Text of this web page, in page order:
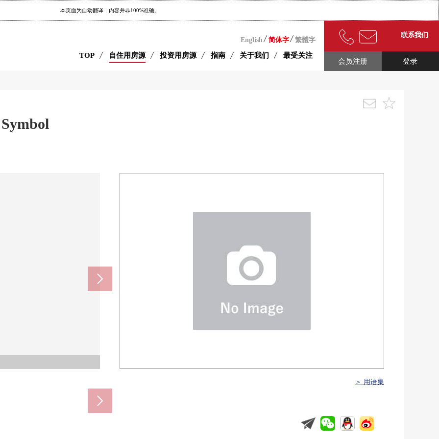
本页面为自动翻译，内容并非100%准确。
English 简体字 繁體字
TOP 自住用房源 投资用房源 指南 关于我们 最受关注
联系我们
登录
会员注册
＞ 用语集